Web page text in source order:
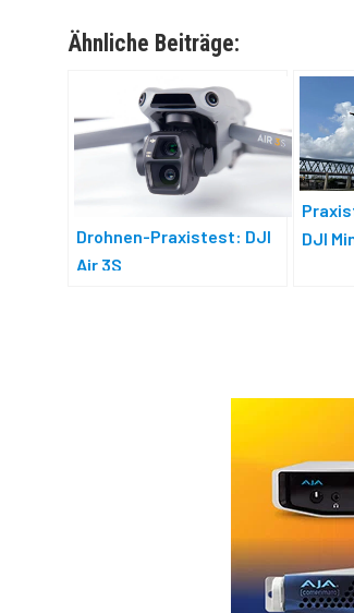
Ähnliche Beiträge:
Drohnen-Praxistest: DJI
Air 3S
DJI